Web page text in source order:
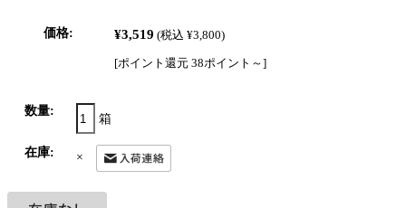
価格: ¥3,519 (税込 ¥3,800)
[ポイント還元 38ポイント～]
数量:
箱
在庫: ×